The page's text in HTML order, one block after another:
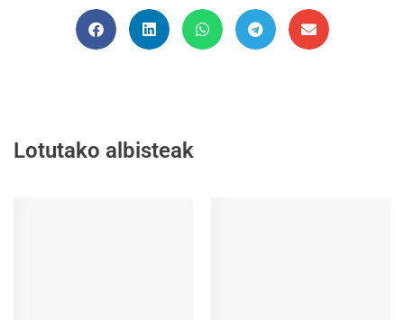
Lotutako albisteak